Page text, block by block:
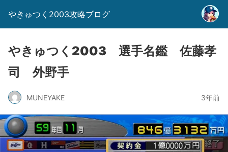
やきゅつく2003攻略ブログ
やきゅつく2003 選手名鑑 佐藤孝
司 外野手
MUNEYAKE 3年前